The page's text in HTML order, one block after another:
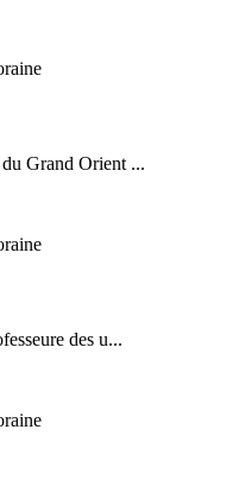
Grand Orient ...
des u...